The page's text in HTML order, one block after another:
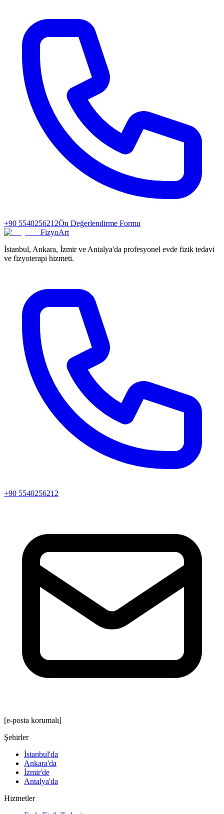
+90 5540256212Ön Değerlendirme Formu
FizyoArt
İstanbul, Ankara, İzmir ve Antalya'da profesyonel evde fizik tedavi
ve fizyoterapi hizmeti.
+90 5540256212
[e-posta korumalı]
Şehirler
İstanbul'da
Ankara'da
İzmir'de
Antalya'da
Hizmetler